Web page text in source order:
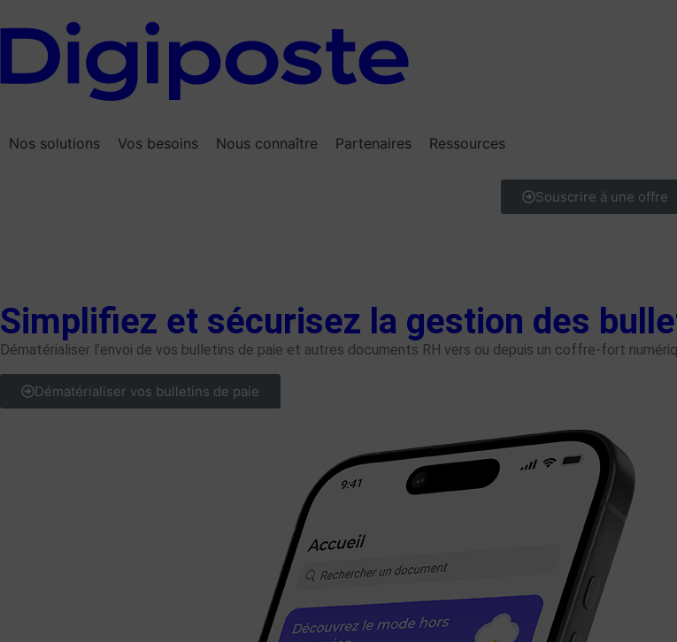
Nos solutions Vos besoins Nous connaître Partenaires Ressources
Souscrire à une offre
Simplifiez et sécurisez la gestion des
Dématérialiser l’envoi de vos bulletins de paie et autres documents RH vers ou depuis un coffre-fort
Dématérialiser vos bulletins de paie